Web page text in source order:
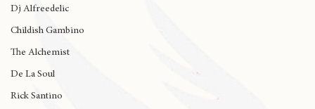
Club Subterráneo
Dj Alfreedelic
Childish Gambino
The Alchemist
De La Soul